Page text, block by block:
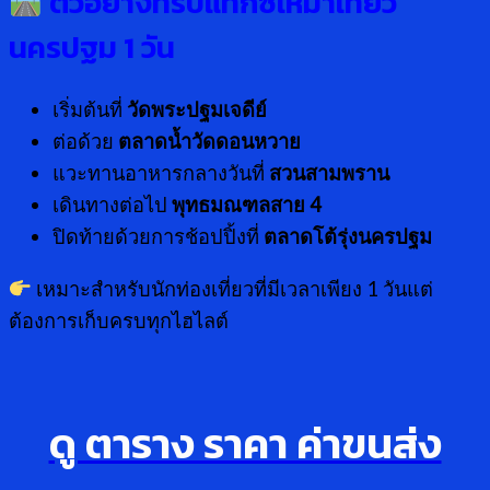
นครปฐม 1 วัน
เริ่มต้นที่ วัดพระปฐมเจดีย์
ต่อด้วย ตลาดน้ำวัดดอนหวาย
แวะทานอาหารกลางวันที่ สวนสามพราน
เดินทางต่อไป พุทธมณฑลสาย 4
ปิดท้ายด้วยการช้อปปิ้งที่ ตลาดโต้รุ่งนครปฐม
เหมาะสำหรับนักท่องเที่ยวที่มีเวลาเพียง 1 วันแต่
ต้องการเก็บครบทุกไฮไลต์
ดู ตาราง ราคา ค่าขนส่ง